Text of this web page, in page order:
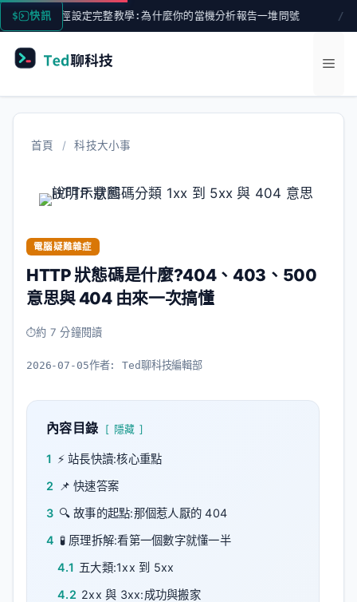
跳
至
快訊
定完整教學:為什麼你的當機分析報告一堆問號 2026
選
單
首頁 / 科技大小事
電腦疑難雜症
HTTP 狀態碼是什麼?404、403、500
意思與 404 由來一次搞懂
約 7 分鐘閱讀
2026-07-05作者:Ted聊科技編輯部
內容目錄 隱藏
1 ⚡ 站長快讀:核心重點
2
📌 快速答案
3 🔍 故事的起點:那個惹人厭的 404
4 🧪 原理拆解:看第一個數字就懂一半
4.1 五大類:1xx 到 5xx
4.2 2xx 與 3xx:成功與搬家